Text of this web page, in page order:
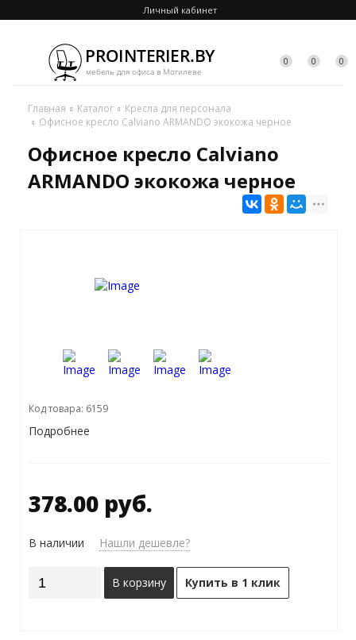
Личный кабинет
0 0 0
Главная Каталог
Кресла для персонала
Офисное кресло Calviano ARMANDO экокожа черное
Офисное кресло Calviano
ARMANDO экокожа черное
Код товара: 6159
Подробнее
378.00 руб.
В наличии Нашли дешевле?
В корзину Купить в 1 клик